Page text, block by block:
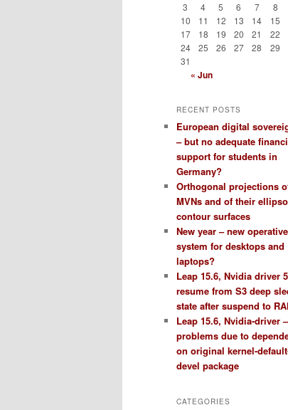
3
4 5 6 7 8
10
11 12 13 14 15
17
18 19 20 21 22
24
25 26 27 28 29
31
« Jun
RECENT POSTS
European digital
– but no adequate
support for students in
Germany?
Orthogonal projections
MVNs and of their
contour surfaces
New year – new operative
system for desktops and
laptops?
Leap 15.6, Nvidia driver
resume from S3 deep
state after suspend to
Leap 15.6, Nvidia-driver –
problems due to
on original kernel-
devel package
CATEGORIES